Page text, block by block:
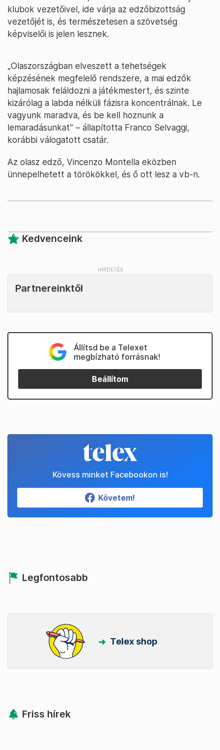
klubok vezetőivel, ide várja az edzőbizottság
vezetőjét is, és természetesen a szövetség
képviselői is jelen lesznek.
„Olaszországban elveszett a tehetségek
képzésének megfelelő rendszere, a mai edzők
hajlamosak feláldozni a játékmestert, és szinte
kizárólag a labda nélküli fázisra koncentrálnak. Le
vagyunk maradva, és be kell hoznunk a
lemaradásunkat” – állapította Franco Selvaggi,
korábbi válogatott csatár.
Az olasz edző, Vincenzo Montella eközben
ünnepelhetett a törökökkel, és ő ott lesz a vb-n.
Kedvenceink
Partnereinktől
Állítsd be a Telexet
megbízható forrásnak!
Beállítom
Kövess minket Facebookon is!
Követem!
Legfontosabb
Telex shop
Friss hírek